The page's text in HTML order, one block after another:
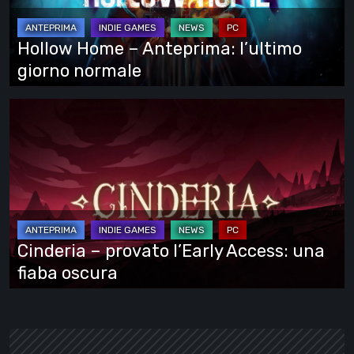
giorno
normale
Hollow Home – Anteprima: l’ultimo
giorno normale
provato
l’Early
Access:
una
fiaba
oscura
Cinderia – provato l’Early Access: una
fiaba oscura